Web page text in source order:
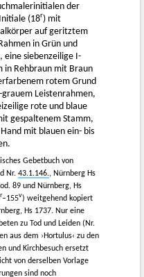
der
(18r) mit
auf geritztem
in Grün und
eine siebenzeilige I-
in Rehbraun mit Braun
rotem Grund
Leistenrahmen,
rote und blaue
gespaltenem Stamm,
mit blauen ein- bis
Gebetbuch von
Nr. 43.1.146., Nürnberg Hs
89 und Nürnberg, Hs
r–155v) weitgehend kopiert
Hs 1737. Nur eine
zu Tod und Leiden (Nr.
aus dem ›Hortulus‹ zu den
und Kirchbesuch ersetzt
von derselben Vorlage
sind noch